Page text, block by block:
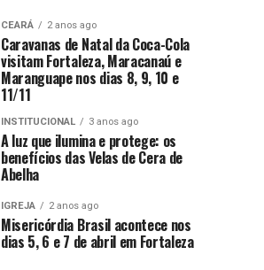
CEARÁ 2 anos ago
Caravanas de Natal da Coca-Cola
visitam Fortaleza, Maracanaú e
Maranguape nos dias 8, 9, 10 e
11/11
INSTITUCIONAL 3 anos ago
A luz que ilumina e protege: os
benefícios das Velas de Cera de
Abelha
IGREJA 2 anos ago
Misericórdia Brasil acontece nos
dias 5, 6 e 7 de abril em Fortaleza